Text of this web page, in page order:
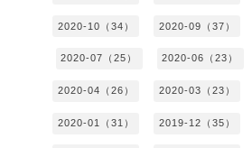
2020-10（34） 2020-09（37）
2020-07（25） 2020-06（23）
2020-04（26） 2020-03（23）
2020-01（31） 2019-12（35）